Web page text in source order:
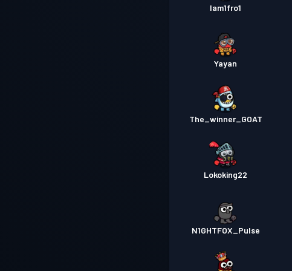
Iam1fro1
Yayan
The_winner_GOAT
Lokoking22
N1GHTFOX_Pulse